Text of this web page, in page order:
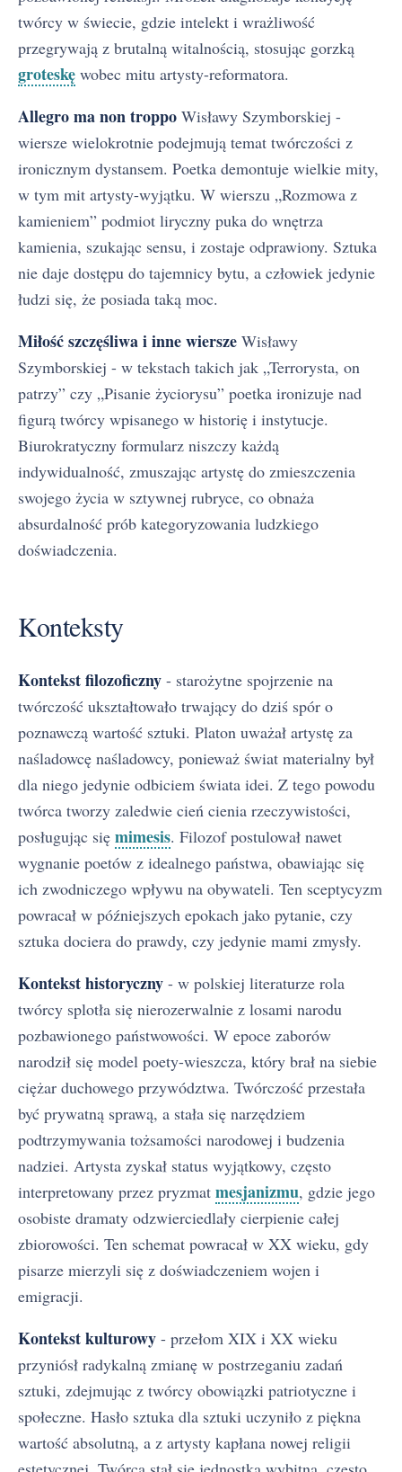
twórcy w świecie, gdzie intelekt i wrażliwość
przegrywają z brutalną witalnością, stosując gorzką
groteskę wobec mitu artysty-reformatora.
Allegro ma non troppo Wisławy Szymborskiej -
wiersze wielokrotnie podejmują temat twórczości z
ironicznym dystansem. Poetka demontuje wielkie mity,
w tym mit artysty-wyjątku. W wierszu „Rozmowa z
kamieniem” podmiot liryczny puka do wnętrza
kamienia, szukając sensu, i zostaje odprawiony. Sztuka
nie daje dostępu do tajemnicy bytu, a człowiek jedynie
łudzi się, że posiada taką moc.
Miłość szczęśliwa i inne wiersze Wisławy
Szymborskiej - w tekstach takich jak „Terrorysta, on
patrzy” czy „Pisanie życiorysu” poetka ironizuje nad
figurą twórcy wpisanego w historię i instytucje.
Biurokratyczny formularz niszczy każdą
indywidualność, zmuszając artystę do zmieszczenia
swojego życia w sztywnej rubryce, co obnaża
absurdalność prób kategoryzowania ludzkiego
doświadczenia.
Konteksty
Kontekst filozoficzny - starożytne spojrzenie na
twórczość ukształtowało trwający do dziś spór o
poznawczą wartość sztuki. Platon uważał artystę za
naśladowcę naśladowcy, ponieważ świat materialny był
dla niego jedynie odbiciem świata idei. Z tego powodu
twórca tworzy zaledwie cień cienia rzeczywistości,
posługując się mimesis. Filozof postulował nawet
wygnanie poetów z idealnego państwa, obawiając się
ich zwodniczego wpływu na obywateli. Ten sceptycyzm
powracał w późniejszych epokach jako pytanie, czy
sztuka dociera do prawdy, czy jedynie mami zmysły.
Kontekst historyczny - w polskiej literaturze rola
twórcy splotła się nierozerwalnie z losami narodu
pozbawionego państwowości. W epoce zaborów
narodził się model poety-wieszcza, który brał na siebie
ciężar duchowego przywództwa. Twórczość przestała
być prywatną sprawą, a stała się narzędziem
podtrzymywania tożsamości narodowej i budzenia
nadziei. Artysta zyskał status wyjątkowy, często
interpretowany przez pryzmat mesjanizmu, gdzie jego
osobiste dramaty odzwierciedlały cierpienie całej
zbiorowości. Ten schemat powracał w XX wieku, gdy
pisarze mierzyli się z doświadczeniem wojen i
emigracji.
Kontekst kulturowy - przełom XIX i XX wieku
przyniósł radykalną zmianę w postrzeganiu zadań
sztuki, zdejmując z twórcy obowiązki patriotyczne i
społeczne. Hasło sztuka dla sztuki uczyniło z piękna
wartość absolutną, a z artysty kapłana nowej religii